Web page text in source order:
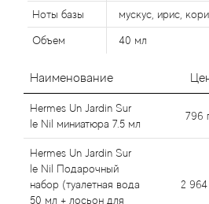
Ноты базы мускус, ирис,
Объем 40 мл
Наименование
Hermes Un Jardin Sur
le Nil миниатюра 7.5 мл
796
Hermes Un Jardin Sur
le Nil Подарочный
набор (туалетная вода
50 мл + лосьон для
2 964
Alyssa Ashley
American Crew
Amouroud
Andre L'Arom